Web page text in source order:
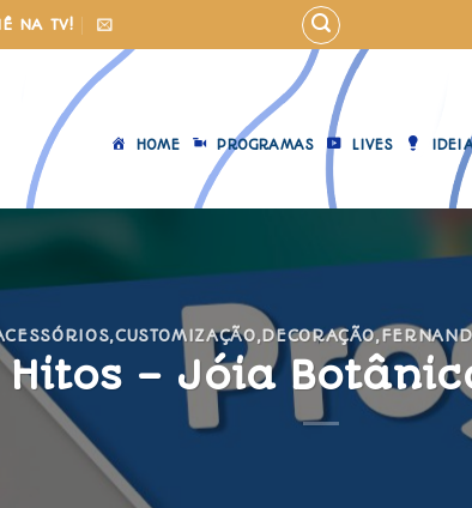
NA TV!
HOME PROGRAMAS LIVES
,CUSTOMIZAÇÃO,DECORAÇÃO,
– Jóia